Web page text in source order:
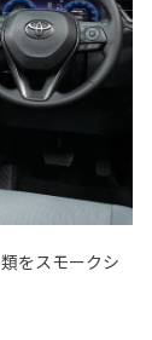
をスモークシ